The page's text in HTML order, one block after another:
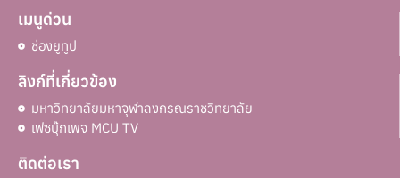
เมนูด่วน
ช่องยูทูป
ลิงก์ที่เกี่ยวข้อง
มหาวิทยาลัยมหาจุฬาลงกรณราชวิทยาลัย
เฟซบุ๊กเพจ MCU TV
ติดต่อเรา